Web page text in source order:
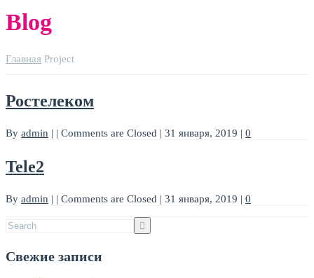
Blog
Главная Project
Ростелеком
By admin | | Comments are Closed | 31 января, 2019 | 0
Tele2
By admin | | Comments are Closed | 31 января, 2019 | 0
Свежие записи